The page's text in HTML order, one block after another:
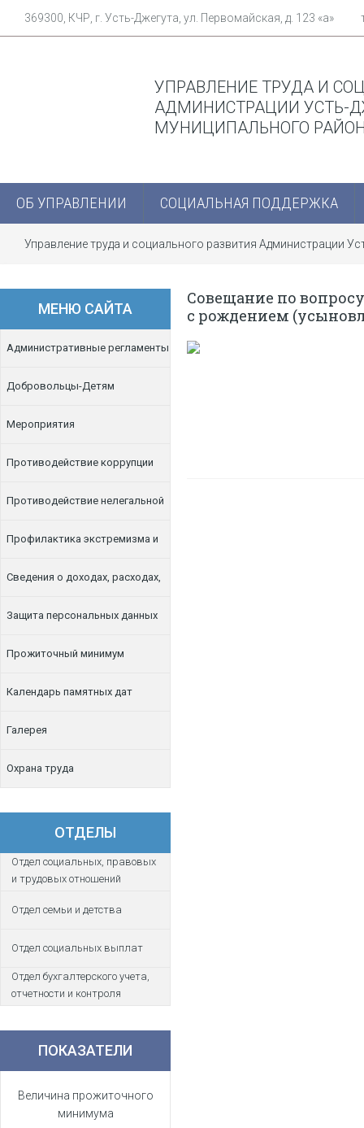
369300, КЧР, г. Усть-Джегута, ул. Первомайская, д. 123 «а»
УПРАВЛЕНИЕ ТРУДА И
АДМИНИСТРАЦИИ УСТЬ-
МУНИЦИПАЛЬНОГО
ОБ УПРАВЛЕНИИ СОЦИАЛЬНАЯ ПОДДЕРЖКА
Управление труда и социального развития Администрации
МЕНЮ САЙТА
Административные регламенты
Добровольцы-Детям
Мероприятия
Противодействие коррупции
Противодействие нелегальной
занятости
Профилактика экстремизма и
терроризма
Сведения о доходах, расходах,
об имуществе и обязательствах
имущественного характера
Защита персональных данных
Прожиточный минимум
Календарь памятных дат
Галерея
Охрана труда
ОТДЕЛЫ
Отдел социальных, правовых
и трудовых отношений
Отдел семьи и детства
Отдел социальных выплат
Отдел бухгалтерского учета,
отчетности и контроля
ПОКАЗАТЕЛИ
Величина прожиточного
минимума
Совещание по
с рождением